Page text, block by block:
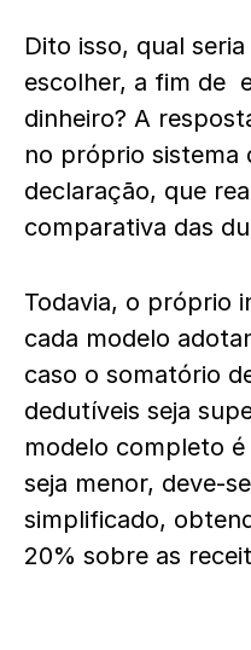
Dito isso, qual
escolher, a fim de
dinheiro? A
no próprio sistema
declaração, que
comparativa das
Todavia, o próprio
cada modelo
caso o somatório
dedutíveis seja
modelo completo é
seja menor, deve-
simplificado,
20% sobre as